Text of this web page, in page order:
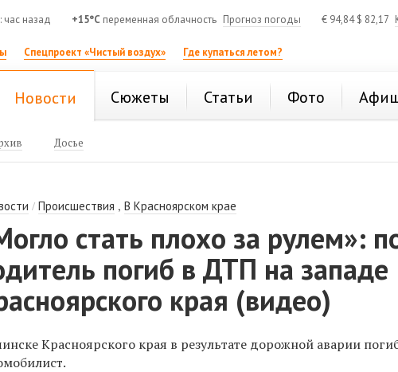
назад +15°C переменная облачность Прогноз погоды € 94,84$ 82,17
Спецпроект «Чистый воздух» Где купаться летом?
Новости Сюжеты Статьи Фото
Досье
/Происшествия ,В Красноярском крае
стать плохо за рулем»:
погиб в ДТП на западе
края (видео)
Красноярского края в результате дорожной аварии